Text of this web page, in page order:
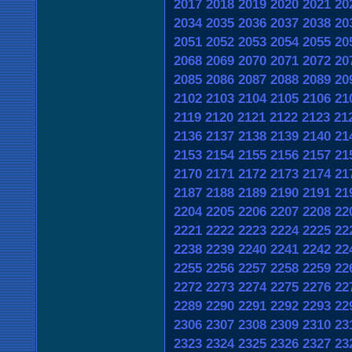
2017 2018 2019 2020 2021
2034 2035 2036 2037 2038
2051 2052 2053 2054 2055
2068 2069 2070 2071 2072
2085 2086 2087 2088 2089
2102 2103 2104 2105 2106
2119 2120 2121 2122 2123
2136 2137 2138 2139 2140
2153 2154 2155 2156 2157
2170 2171 2172 2173 2174
2187 2188 2189 2190 2191
2204 2205 2206 2207 2208
2221 2222 2223 2224 2225
2238 2239 2240 2241 2242
2255 2256 2257 2258 2259
2272 2273 2274 2275 2276
2289 2290 2291 2292 2293
2306 2307 2308 2309 2310
2323 2324 2325 2326 2327